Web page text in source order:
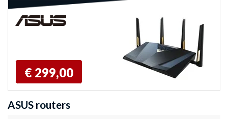
€ 299,00
ASUS routers